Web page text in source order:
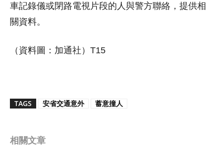
車記錄儀或閉路電視片段的人與警方聯絡，提供相
關資料。
（資料圖：加通社）T15
TAGS 安省交通意外 蓄意撞人
相關文章